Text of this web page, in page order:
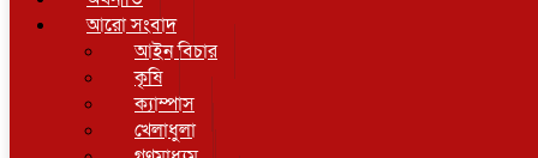
আরো সংবাদ
আইন বিচার
কৃষি
ক্যাম্পাস
খেলাধুলা